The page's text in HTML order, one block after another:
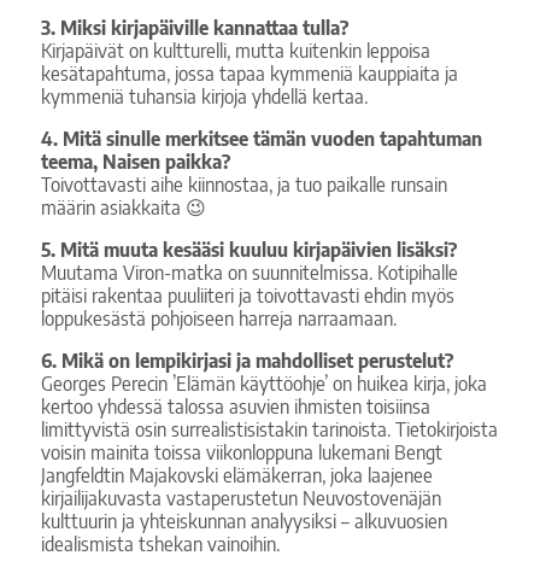
3. Miksi kirjapäiville kannattaa tulla?
Kirjapäivät on kultturelli, mutta kuitenkin leppoisa
kesätapahtuma, jossa tapaa kymmeniä kauppiaita ja
kymmeniä tuhansia kirjoja yhdellä kertaa.
4. Mitä sinulle merkitsee tämän vuoden tapahtuman
teema, Naisen paikka?
Toivottavasti aihe kiinnostaa, ja tuo paikalle runsain
määrin asiakkaita 😉
5. Mitä muuta kesääsi kuuluu kirjapäivien lisäksi?
Muutama Viron-matka on suunnitelmissa. Kotipihalle
pitäisi rakentaa puuliiteri ja toivottavasti ehdin myös
loppukesästä pohjoiseen harreja narraamaan.
6. Mikä on lempikirjasi ja mahdolliset perustelut?
Georges Perecin ’Elämän käyttöohje’ on huikea kirja, joka
kertoo yhdessä talossa asuvien ihmisten toisiinsa
limittyvistä osin surrealistisistakin tarinoista. Tietokirjoista
voisin mainita toissa viikonloppuna lukemani Bengt
Jangfeldtin Majakovski elämäkerran, joka laajenee
kirjailijakuvasta vastaperustetun Neuvostovenäjän
kulttuurin ja yhteiskunnan analyysiksi – alkuvuosien
idealismista tshekan vainoihin.